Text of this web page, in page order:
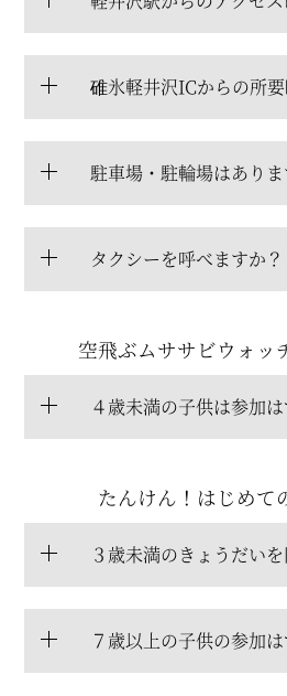
碓氷軽井沢ICからの所
駐車場・駐輪場はありま
タクシーを呼べますか？
空飛ぶムササビウォッ
４歳未満の子供は参加
たんけん！はじめて
３歳未満のきょうだい
７歳以上の子供の参加